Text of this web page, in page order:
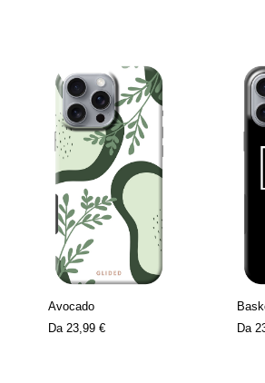
Avocado
Da 23,99 €
Da